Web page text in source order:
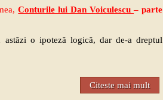
Conturile lui Dan Voiculescu– parte
astăzi o ipoteză logică, dar de-a dreptul
Citeste mai mult